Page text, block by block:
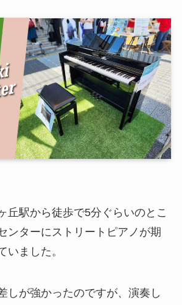
丘駅から徒歩で5分ぐらいのとこ
ンターにストリートピアノが期
いました。
しが強かったのですが、演奏し